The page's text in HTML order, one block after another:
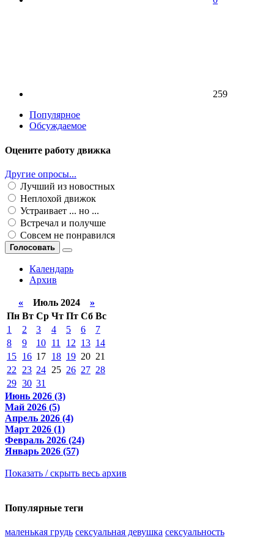
259
Популярное
Обсуждаемое
Оцените работу движка
Другие опросы...
Лучший из новостных
Неплохой движок
Устраивает ... но ...
Встречал и получше
Совсем не понравился
Голосовать
Календарь
Архив
« Июль 2024 »
Пн Вт Ср Чт Пт Сб Вс
1
2 3 4 5 6
7
8
9 10 11 12 13 14
15 16 17 18 19 20 21
22
23 24 25 26 27 28
29 30 31
Июнь 2026 (3)
Май 2026 (5)
Апрель 2026 (4)
Март 2026 (1)
Февраль 2026 (24)
Январь 2026 (57)
Показать / скрыть весь архив
Популярные теги
маленькая грудь сексуальная девушка сексуальность